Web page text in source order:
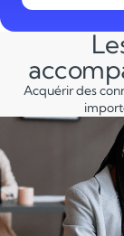
Acquérir des